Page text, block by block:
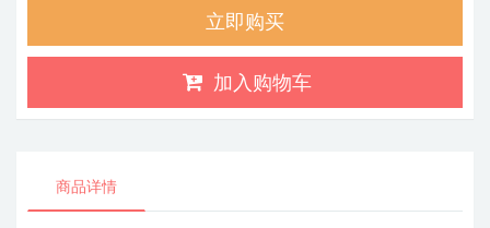
立即购买
加入购物车
商品详情